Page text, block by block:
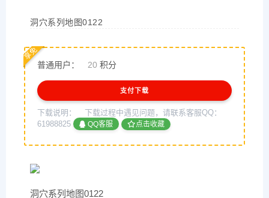
洞穴系列地图0122
普通用户： 20 积分
享免
支付下载
下载说明：
下载过程中遇见问题，请联系客服QQ：
61988825
QQ客服 点击收藏
洞穴系列地图0122